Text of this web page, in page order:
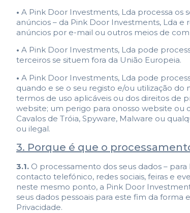
• A Pink Door Investments, Lda processa
anúncios – da Pink Door Investments, Lda
anúncios por e-mail ou outros meios de
• A Pink Door Investments, Lda pode
terceiros se situem fora da União Europeia.
• A Pink Door Investments, Lda pode
quando e se o seu registo e/ou utilização
termos de uso aplicáveis ou dos direitos de
website; um perigo para onosso website ou
Cavalos de Tróia, Spyware, Malware ou
ou ilegal.
3. Porque é que o
3.1. O processamento dos seus dados –
contacto telefónico, redes sociais, feiras e
neste mesmo ponto, a Pink Door
seus dados pessoais para este fim da forma
Privacidade.